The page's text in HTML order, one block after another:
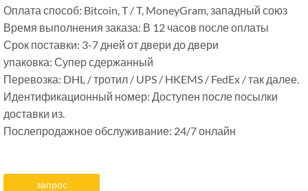
Оплата способ: Bitcoin, T / T, MoneyGram, западный союз
Время выполнения заказа: В 12 часов после оплаты
Срок поставки: 3-7 дней от двери до двери
упаковка: Супер сдержанный
Перевозка: DHL / тротил / UPS / HKEMS / FedEx / так далее.
Идентификационный номер: Доступен после посылки
доставки из.
Послепродажное обслуживание: 24/7 онлайн
запрос